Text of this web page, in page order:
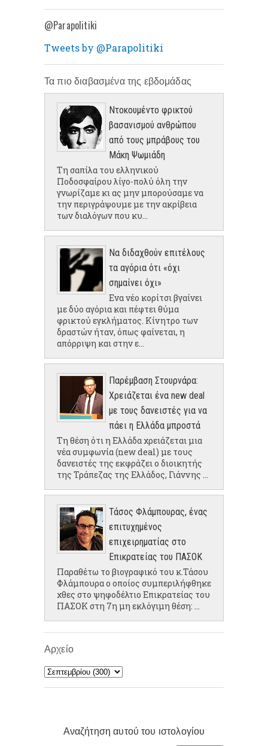
@Parapolitiki
Tweets by @Parapolitiki
Τα πιο διαβασμένα της εβδομάδας
Ντοκουμέντο φρικτού
βασανισμού ανθρώπου
από τους μπράβους του
Μάκη Ψωμιάδη
Τη σαπίλα του ελληνικού
Ποδοσφαίρου λίγο-πολύ όλη την
γνωρίζαμε κι ας μην μπορούσαμε να
την περιγράψουμε με την ακρίβεια
των διαλόγων που κυ...
Να διδαχθούν επιτέλους
τα αγόρια ότι «όχι
σημαίνει όχι»
Ενα νέο κορίτσι βγαίνει
με δύο αγόρια και πέφτει θύμα
φρικτού εγκλήματος. Κίνητρο των
δραστών ήταν, όπως φαίνεται, η
απόρριψη και στην ε...
Παρέμβαση Στουρνάρα:
Χρειάζεται ένα new deal
με τους δανειστές για να
πάει η Ελλάδα μπροστά
Τη θέση ότι η Ελλάδα χρειάζεται μια
νέα συμφωνία (new deal) με τους
δανειστές της εκφράζει ο διοικητής
της Τράπεζας της Ελλάδος, Γιάννης ...
Τάσος Φλάμπουρας, ένας
επιτυχημένος
επιχειρηματίας στο
Επικρατείας του ΠΑΣΟΚ
Παραθέτω το βιογραφικό του κ.Τάσου
Φλάμπουρα ο οποίος συμπεριλήφθηκε
χθες στο ψηφοδέλτιο Επικρατείας του
ΠΑΣΟΚ στη 7η μη εκλόγιμη θέση: ...
Αρχείο
Αναζήτηση αυτού του ιστολογίου